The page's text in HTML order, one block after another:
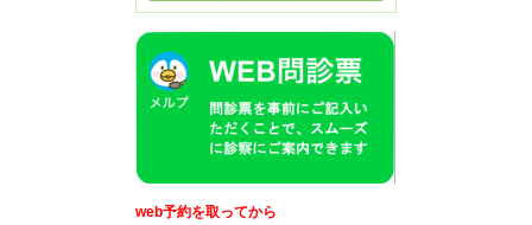
web予約を取ってから